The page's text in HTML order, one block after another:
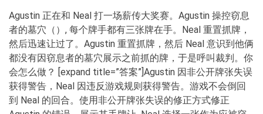
Agustin 正在和 Neal 打一场薪传大奖赛。Agustin 操控窃息
者的墓穴（）, 每个牌手都有三张牌在手。Neal 重置抓牌，
然后迅速让过了。Agustin 重置抓牌，然后 Neal 意识到他俩
都没有因窃息者的墓穴展示之前抓的牌，于是呼叫裁判。你
会怎么做？ [expand title=”答案”]Agustin 因非公开牌张失误
获得警告，Neal 因违反游戏规则获得警告。游戏不会倒回
到 Neal 的回合。使用非公开牌张失误的修正方式修正